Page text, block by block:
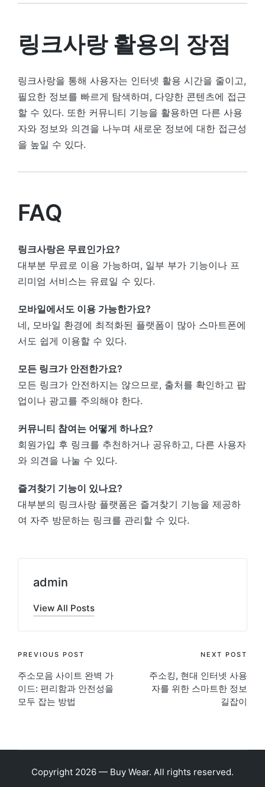
링크사랑 활용의 장점
링크사랑을 통해 사용자는 인터넷 활용 시간을 줄이고,
필요한 정보를 빠르게 탐색하며, 다양한 콘텐츠에 접근
할 수 있다. 또한 커뮤니티 기능을 활용하면 다른 사용
자와 정보와 의견을 나누며 새로운 정보에 대한 접근성
을 높일 수 있다.
FAQ
링크사랑은 무료인가요?
대부분 무료로 이용 가능하며, 일부 부가 기능이나 프
리미엄 서비스는 유료일 수 있다.
모바일에서도 이용 가능한가요?
네, 모바일 환경에 최적화된 플랫폼이 많아 스마트폰에
서도 쉽게 이용할 수 있다.
모든 링크가 안전한가요?
모든 링크가 안전하지는 않으므로, 출처를 확인하고 팝
업이나 광고를 주의해야 한다.
커뮤니티 참여는 어떻게 하나요?
회원가입 후 링크를 추천하거나 공유하고, 다른 사용자
와 의견을 나눌 수 있다.
즐겨찾기 기능이 있나요?
대부분의 링크사랑 플랫폼은 즐겨찾기 기능을 제공하
여 자주 방문하는 링크를 관리할 수 있다.
admin
View All Posts
Post
navigation
PREVIOUS POST
주소모음 사이트 완벽 가
이드: 편리함과 안전성을
모두 잡는 방법
NEXT POST
주소킹, 현대 인터넷 사용
자를 위한 스마트한 정보
길잡이
Copyright 2026 — Buy Wear. All rights reserved.